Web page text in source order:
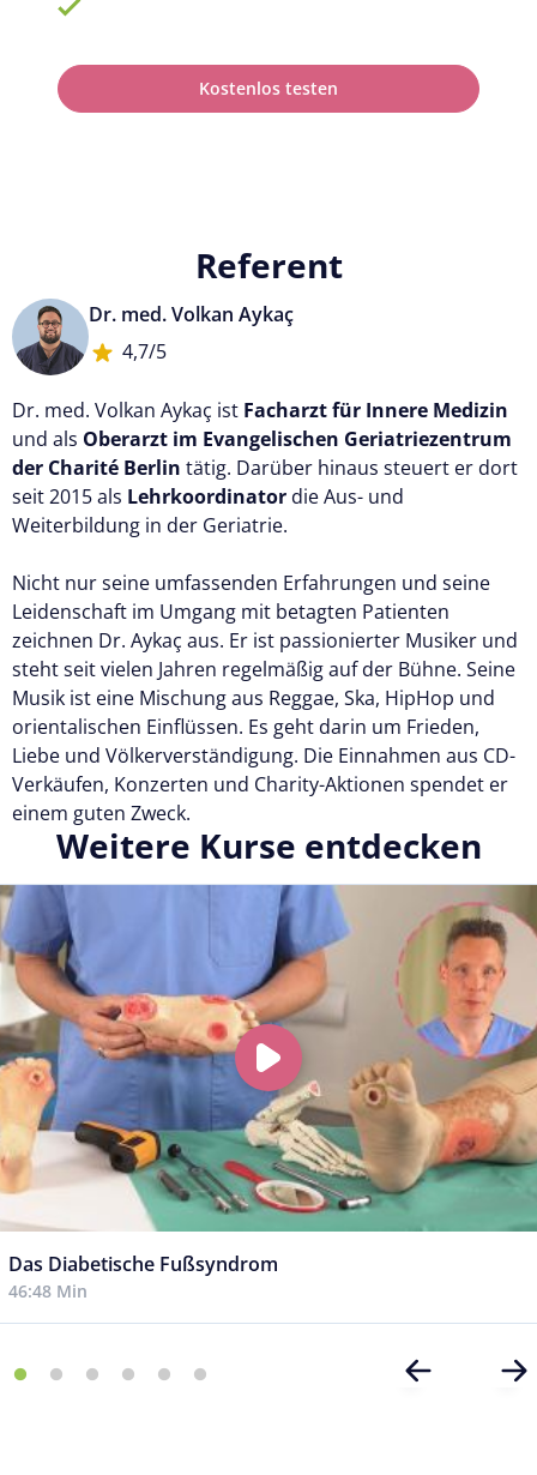
Kostenlos testen
Referent
Dr. med. Volkan Aykaç
4,7/5
Dr. med. Volkan Aykaç ist Facharzt für Innere Medizin
und als Oberarzt im Evangelischen Geriatriezentrum
der Charité Berlin tätig. Darüber hinaus steuert er dort
seit 2015 als Lehrkoordinator die Aus- und
Weiterbildung in der Geriatrie.
Nicht nur seine umfassenden Erfahrungen und seine
Leidenschaft im Umgang mit betagten Patienten
zeichnen Dr. Aykaç aus. Er ist passionierter Musiker und
steht seit vielen Jahren regelmäßig auf der Bühne. Seine
Musik ist eine Mischung aus Reggae, Ska, HipHop und
orientalischen Einflüssen. Es geht darin um Frieden,
Liebe und Völkerverständigung. Die Einnahmen aus CD-
Verkäufen, Konzerten und Charity-Aktionen spendet er
einem guten Zweck.
Weitere Kurse entdecken
Das Diabetische Fußsyndrom
46:48 Min